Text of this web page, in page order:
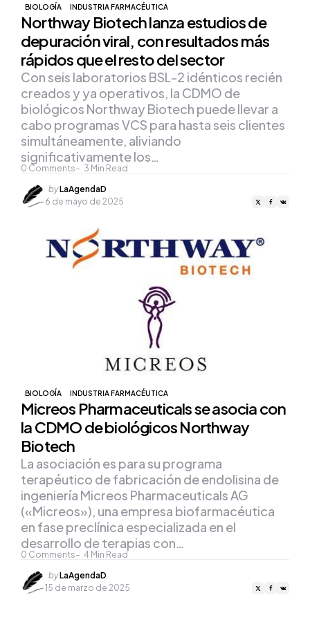
BIOLOGÍA INDUSTRIA FARMACÉUTICA
Northway Biotech lanza estudios de
depuración viral, con resultados más
rápidos que el resto del sector
0 Comments 3 Min Read
Con seis laboratorios BSL-2 idénticos recién
creados y ya operativos, la CDMO de
biológicos Northway Biotech puede llevar a
cabo programas VCS para hasta seis clientes
simultáneamente, aliviando
significativamente los…
Posted
by
byLaAgendaD
6 de mayo de 2025
BIOLOGÍA INDUSTRIA FARMACÉUTICA
Micreos Pharmaceuticals se asocia con
la CDMO de biológicos Northway
Biotech
0 Comments 4 Min Read
La asociación es para su programa
terapéutico de fabricación de endolisina de
ingeniería Micreos Pharmaceuticals AG
(«Micreos»), una empresa biofarmacéutica
en fase preclínica especializada en el
desarrollo de terapias con…
Posted
by
byLaAgendaD
15 de marzo de 2025